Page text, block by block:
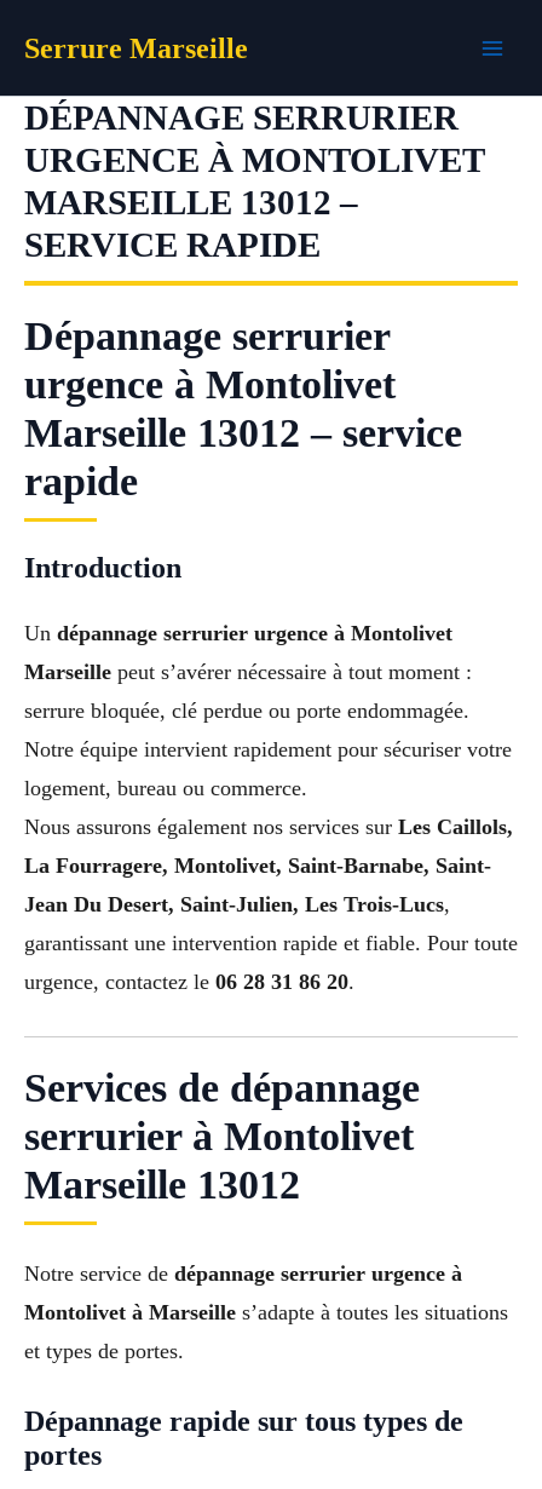
Serrure Marseille
DÉPANNAGE SERRURIER
URGENCE À MONTOLIVET
MARSEILLE 13012 –
SERVICE RAPIDE
Dépannage serrurier
urgence à Montolivet
Marseille 13012 – service
rapide
Introduction
Un dépannage serrurier urgence à Montolivet
Marseille peut s’avérer nécessaire à tout moment :
serrure bloquée, clé perdue ou porte endommagée.
Notre équipe intervient rapidement pour sécuriser votre
logement, bureau ou commerce.
Nous assurons également nos services sur Les Caillols,
La Fourragere, Montolivet, Saint-Barnabe, Saint-
Jean Du Desert, Saint-Julien, Les Trois-Lucs,
garantissant une intervention rapide et fiable. Pour toute
urgence, contactez le 06 28 31 86 20.
Services de dépannage
serrurier à Montolivet
Marseille 13012
Notre service de dépannage serrurier urgence à
Montolivet à Marseille s’adapte à toutes les situations
et types de portes.
Dépannage rapide sur tous types de
portes